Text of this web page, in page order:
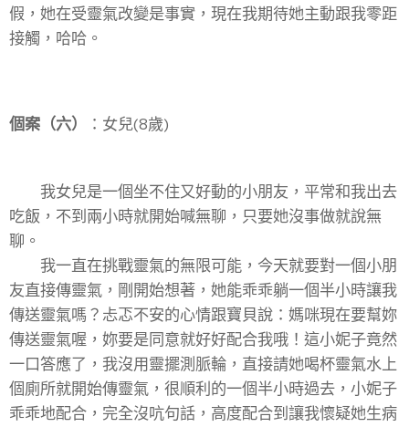
假，她在受靈氣改變是事實，現在我期待她主動跟我零距
接觸，哈哈。
個案（六） ：女兒(8歲)
我女兒是一個坐不住又好動的小朋友，平常和我出去
吃飯，不到兩小時就開始喊無聊，只要她沒事做就說無
聊。
我一直在挑戰靈氣的無限可能，今天就要對一個小朋
友直接傳靈氣，剛開始想著，她能乖乖躺一個半小時讓我
傳送靈氣嗎？忐忑不安的心情跟寶貝說：媽咪現在要幫妳
傳送靈氣喔，妳要是同意就好好配合我哦！這小妮子竟然
一口答應了，我沒用靈擺測脈輪，直接請她喝杯靈氣水上
個廁所就開始傳靈氣，很順利的一個半小時過去，小妮子
乖乖地配合，完全沒吭句話，高度配合到讓我懷疑她生病